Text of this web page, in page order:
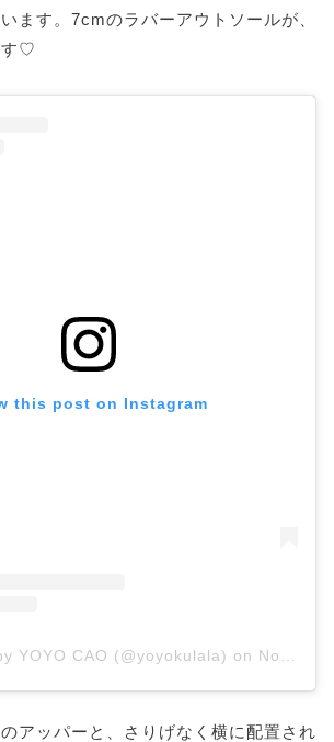
ます。7cmのラバーアウトソールが、
す♡
this post on Instagram
YOYO CAO (@yoyokulala) on Nov 25, 2019 at 3:31am PST
アッパーと、さりげなく横に配置され